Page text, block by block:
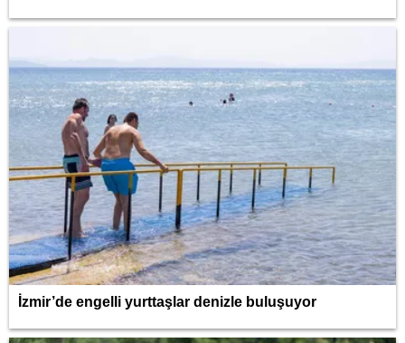
İzmir’de engelli yurttaşlar denizle buluşuyor